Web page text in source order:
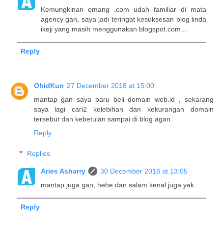
Kemungkinan emang .com udah familiar di mata
agency gan, saya jadi teringat kesuksesan blog linda
ikeji yang masih menggunakan blogspot.com...
Reply
OhidKun 27 December 2018 at 15:00
mantap gan saya baru beli domain web.id , sekarang
saya lagi cari2 kelebihan dan kekurangan domain
tersebut dan kebetulan sampai di blog agan
Reply
Replies
Aries Asharry
30 December 2018 at 13:05
mantap juga gan, hehe dan salam kenal juga yak..
Reply